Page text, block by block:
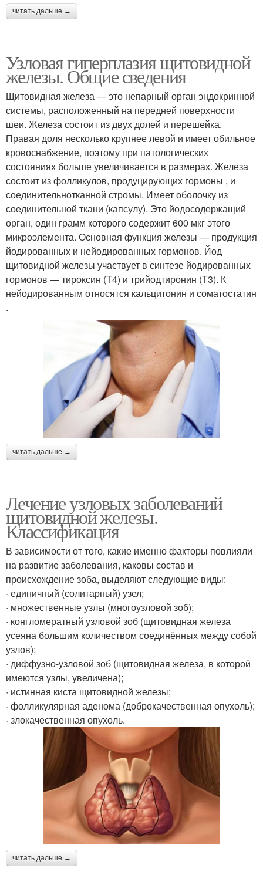
читать дальше →
Узловая гиперплазия щитовидной
железы. Общие сведения
Щитовидная железа — это непарный орган эндокринной
системы, расположенный на передней поверхности
шеи. Железа состоит из двух долей и перешейка.
Правая доля несколько крупнее левой и имеет обильное
кровоснабжение, поэтому при патологических
состояниях больше увеличивается в размерах. Железа
состоит из фолликулов, продуцирующих гормоны , и
соединительнотканной стромы. Имеет оболочку из
соединительной ткани (капсулу). Это йодосодержащий
орган, один грамм которого содержит 600 мкг этого
микроэлемента. Основная функция железы — продукция
йодированных и нейодированных гормонов. Йод
щитовидной железы участвует в синтезе йодированных
гормонов — тироксин (Т4) и трийодтиронин (Т3). К
нейодированным относятся кальцитонин и соматостатин
.
читать дальше →
Лечение узловых заболеваний
щитовидной железы.
Классификация
В зависимости от того, какие именно факторы повлияли
на развитие заболевания, каковы состав и
происхождение зоба, выделяют следующие виды:
· единичный (солитарный) узел;
· множественные узлы (многоузловой зоб);
· конгломератный узловой зоб (щитовидная железа
усеяна большим количеством соединённых между собой
узлов);
· диффузно-узловой зоб (щитовидная железа, в которой
имеются узлы, увеличена);
· истинная киста щитовидной железы;
· фолликулярная аденома (доброкачественная опухоль);
· злокачественная опухоль.
читать дальше →